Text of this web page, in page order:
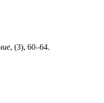
, (3), 60–64.